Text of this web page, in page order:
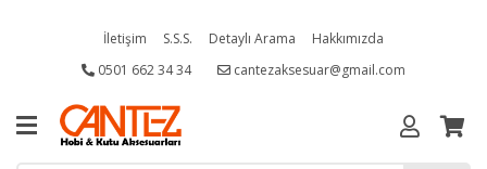
İletişim S.S.S. Detaylı Arama
Hakkımızda
0501 662 34 34
cantezaksesuar@gmail.com